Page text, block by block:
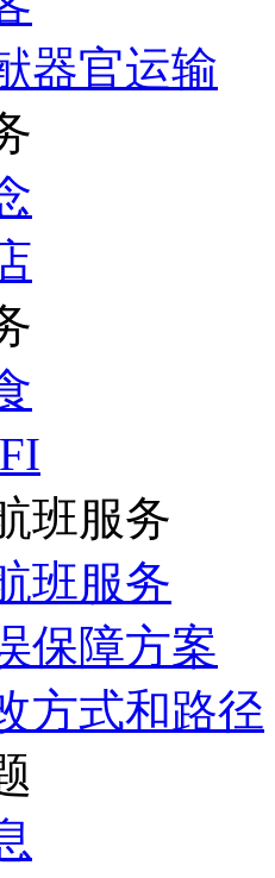
器官运输
班服务
班服务
保障方案
方式和路径